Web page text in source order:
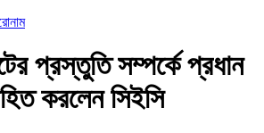
প্রস্তুতি সম্পর্কে প্রধান
করলেন সিইসি